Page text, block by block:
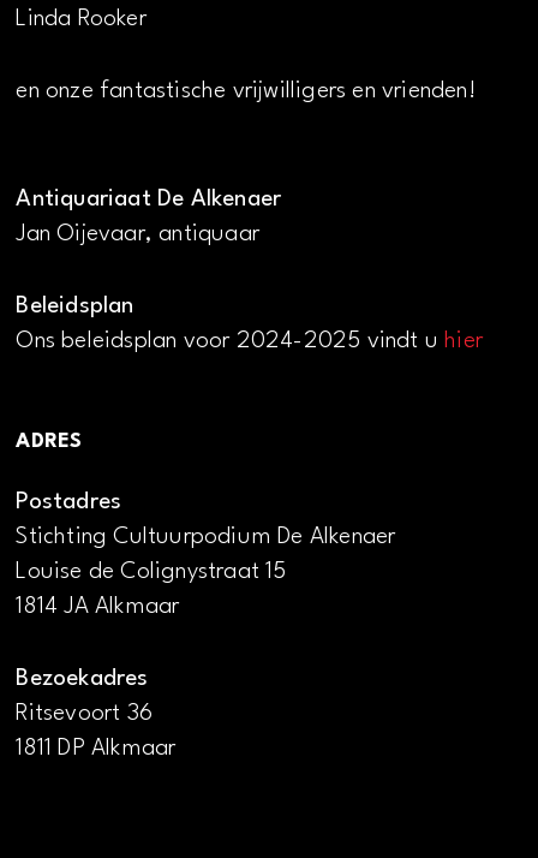
Linda Rooker
en onze fantastische vrijwilligers en vrienden!
Antiquariaat De Alkenaer
Jan Oijevaar, antiquaar
Beleidsplan
Ons beleidsplan voor 2024-2025 vindt uhier
ADRES
Postadres
Stichting Cultuurpodium De Alkenaer
Louise de Colignystraat 15
1814 JA Alkmaar
Bezoekadres
Ritsevoort 36
1811 DP Alkmaar